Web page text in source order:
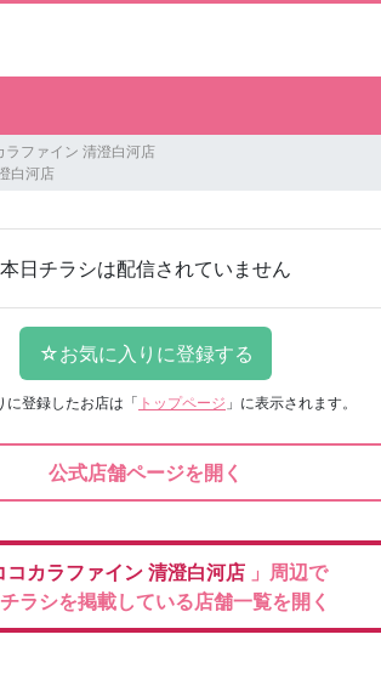
ラファイン 清澄白河店
白河店
本日チラシは配信されていません
に登録したお店は 「 トップページ 」に表示されます。
公式店舗ページを開く
コカラファイン 清澄白河店 」周辺で
ラシを掲載している店舗一覧を開く